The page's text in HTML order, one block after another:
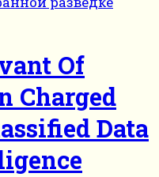
Of
Charged
Data